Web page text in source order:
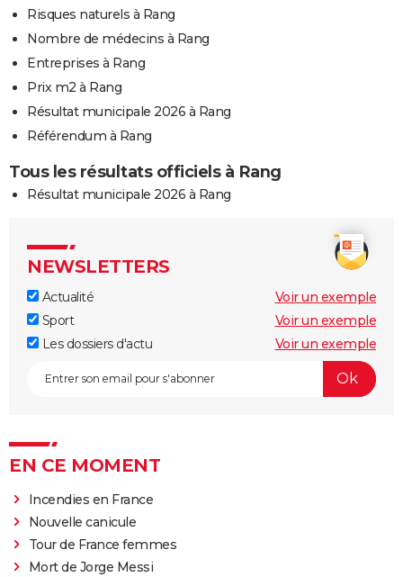
Risques naturels à Rang
Nombre de médecins à Rang
Entreprises à Rang
Prix m2 à Rang
Résultat municipale 2026 à Rang
Référendum à Rang
Tous les résultats officiels à Rang
Résultat municipale 2026 à Rang
NEWSLETTERS
Actualité
Voir un exemple
Sport
Voir un exemple
Les dossiers d'actu
Voir un exemple
EN CE MOMENT
Incendies en France
Nouvelle canicule
Tour de France femmes
Mort de Jorge Messi